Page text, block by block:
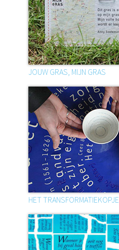
JOUW GRAS, MIJN GRAS
HET TRANSFORMATIEKOPJE